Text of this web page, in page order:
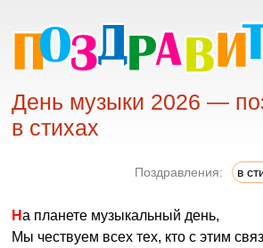
День музыки 2026 —
в стихах
Поздравления: в
На планете музыкальный день,
Мы чествуем всех тех, кто с этим